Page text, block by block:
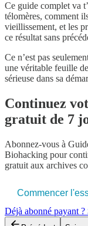
Ce guide complet va
télomères, comment
vieillissement, et les
ce résultat sans
Ce n’est pas
une véritable feuille
sérieuse dans sa
Continuez
gratuit de 7
Abonnez-vous à
Biohacking pour
gratuit aux archives
Commencer
Déjà abonné payant ?